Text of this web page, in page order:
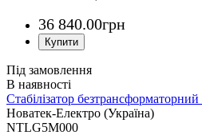
36 840.00грн
Під замовлення
Стабілізатор
Новатек-Електро (Україна)
NTLG5M000